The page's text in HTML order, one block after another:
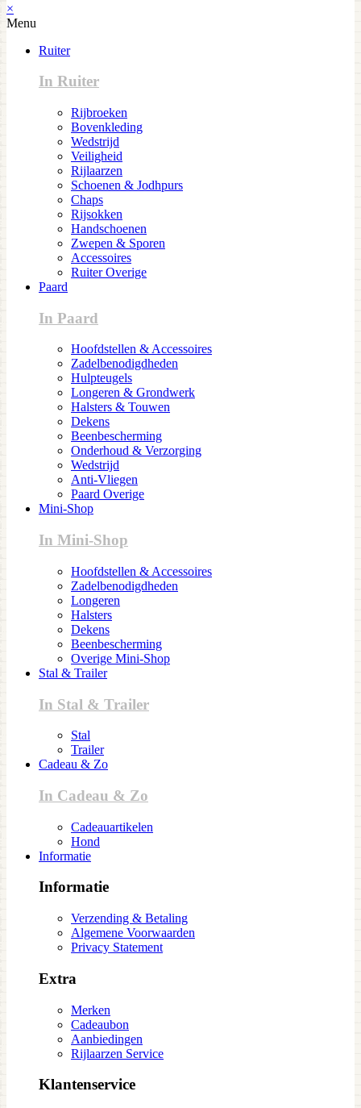
×
Menu
Ruiter
In Ruiter
Rijbroeken
Bovenkleding
Wedstrijd
Veiligheid
Rijlaarzen
Schoenen & Jodhpurs
Chaps
Rijsokken
Handschoenen
Zwepen & Sporen
Accessoires
Ruiter Overige
Paard
In Paard
Hoofdstellen & Accessoires
Zadelbenodigdheden
Hulpteugels
Longeren & Grondwerk
Halsters & Touwen
Dekens
Beenbescherming
Onderhoud & Verzorging
Wedstrijd
Anti-Vliegen
Paard Overige
Mini-Shop
In Mini-Shop
Hoofdstellen & Accessoires
Zadelbenodigdheden
Longeren
Halsters
Dekens
Beenbescherming
Overige Mini-Shop
Stal & Trailer
In Stal & Trailer
Stal
Trailer
Cadeau & Zo
In Cadeau & Zo
Cadeauartikelen
Hond
Informatie
Informatie
Verzending & Betaling
Algemene Voorwaarden
Privacy Statement
Extra
Merken
Cadeaubon
Aanbiedingen
Rijlaarzen Service
Klantenservice